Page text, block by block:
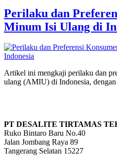
Perilaku dan
Minum Isi Ulang di
Artikel ini mengkaji perilaku dan
ulang (AMIU) di Indonesia,
PT DESALITE TIRTAMAS
Ruko Bintaro Baru No.40
Jalan Jombang Raya 89
Tangerang Selatan 15227